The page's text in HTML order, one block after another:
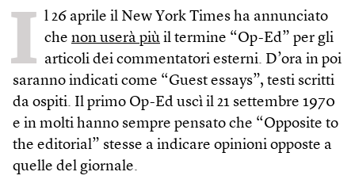
I l 26 aprile il New York Times ha annunciato
che non userà più il termine “Op-Ed” per gli
articoli dei commentatori esterni. D’ora in poi
saranno indicati come “Guest essays”, testi scritti
da ospiti. Il primo Op-Ed uscì il 21 settembre 1970
e in molti hanno sempre pensato che “Opposite to
the editorial” stesse a indicare opinioni opposte a
quelle del giornale.